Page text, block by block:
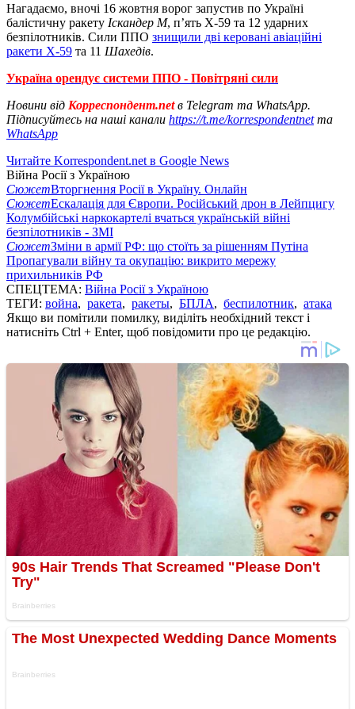
Нагадаємо, вночі 16 жовтня ворог запустив по Україні
балістичну ракету Іскандер М, п’ять Х-59 та 12 ударних
безпілотників. Сили ППО знищили дві керовані авіаційні
ракети Х-59 та 11 Шахедів.
Україна орендує системи ППО - Повітряні сили
Новини від Корреспондент.netв Telegram та WhatsApp.
Підписуйтесь на наші канали https://t.me/korrespondentnetта
WhatsApp
Читайте Korrespondent.net в Google News
Війна Росії з Україною
СюжетВторгнення Росії в Україну. Онлайн
СюжетЕскалація для Європи. Російський дрон в Лейпцигу
Колумбійські наркокартелі вчаться українській війні
безпілотників - ЗМІ
СюжетЗміни в армії РФ: що стоїть за рішенням Путіна
Пропагували війну та окупацію: викрито мережу
прихильників РФ
СПЕЦТЕМА: Війна Росії з Україною
ТЕГИ: война, ракета, ракеты, БПЛА, беспилотник, атака
Якщо ви помітили помилку, виділіть необхідний текст і
натисніть Ctrl + Enter, щоб повідомити про це редакцію.